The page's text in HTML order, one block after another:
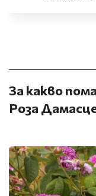
За какво
Роза